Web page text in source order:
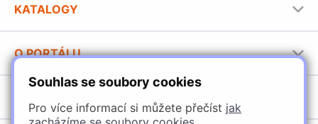
Souhlas se soubory cookies
Pro více informací si můžete přečíst jak
KATALOGY
Stavební katalog Häfele
Brožury Häfele
O PORTÁLU
Provozovatel portálu
Jak používat portál